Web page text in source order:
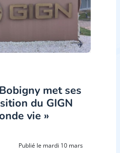
met ses
du GIGN
vie »
Publié le mardi 10 mars